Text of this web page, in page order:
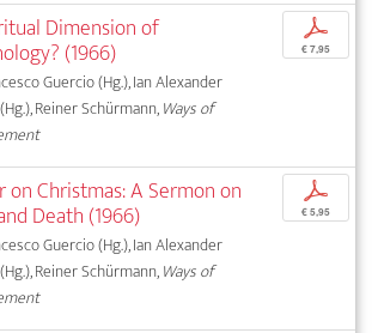
Dimension of
(1966)
Guercio (Hg.), Ian Alexander
Reiner Schürmann,Ways of
p
€ 7,95
on Christmas: A Sermon on
Death (1966)
Guercio (Hg.), Ian Alexander
Reiner Schürmann,Ways of
p
€ 5,95